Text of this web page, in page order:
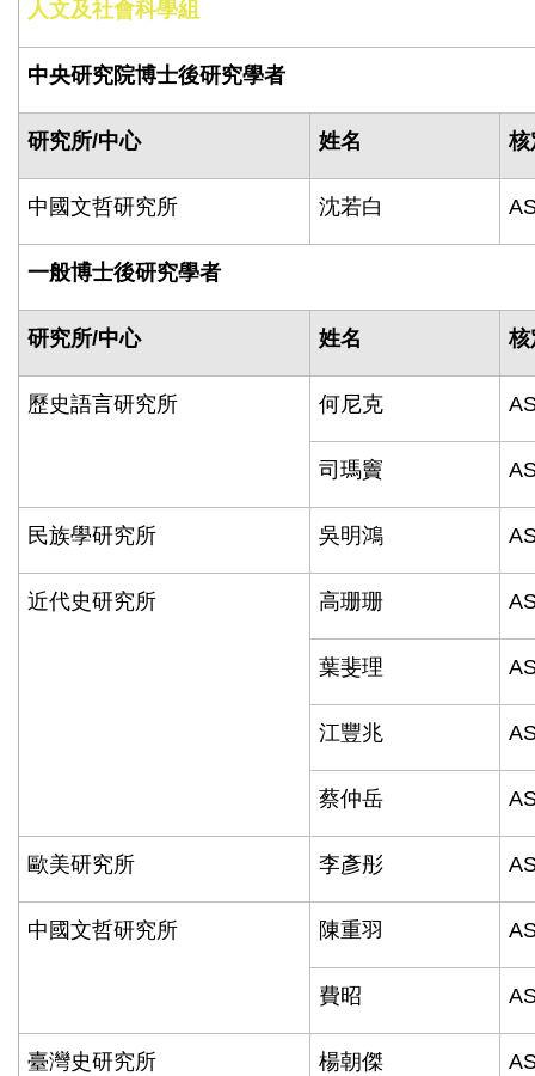
人文及社會科學組
中央研究院博士後研究學者
研究所/中心 姓名 核
中國文哲研究所 沈若白
一般博士後研究學者
研究所/中心 姓名 核
歷史語言研究所 何尼克
司瑪竇
民族學研究所 吳明鴻
近代史研究所 高珊珊
葉斐理
江豐兆
蔡仲岳
歐美研究所 李彥彤
中國文哲研究所 陳重羽
費昭
臺灣史研究所 楊朝傑